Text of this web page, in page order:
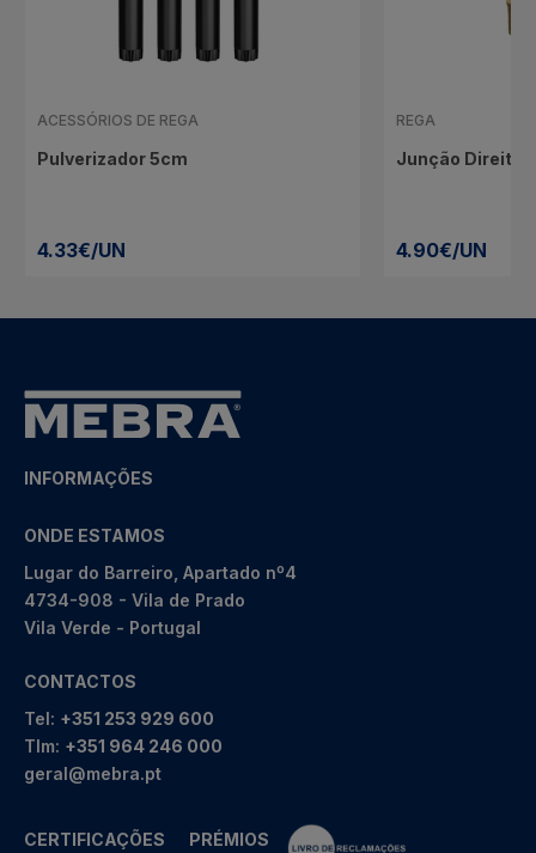
ACESSÓRIOS DE REGA
Pulverizador 5cm
4.33€/UN
REGA
Junção Direita
4.90€/UN
INFORMAÇÕES
ONDE ESTAMOS
Lugar do Barreiro, Apartado nº4
4734-908 - Vila de Prado
Vila Verde - Portugal
CONTACTOS
Tel: +351 253 929 600
Tlm: +351 964 246 000
geral@mebra.pt
CERTIFICAÇÕES PRÉMIOS